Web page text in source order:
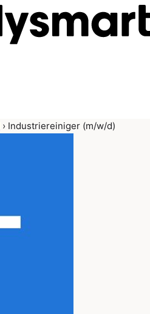
› Industriereiniger (m/w/d)